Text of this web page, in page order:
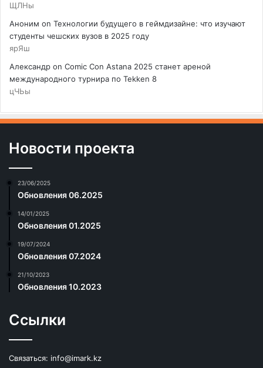
ЩЛНы
Аноним on Технологии будущего в геймдизайне: что изучают
студенты чешских вузов в 2025 году
ярЯш
Александр on Comic Con Astana 2025 станет ареной
международного турнира по Tekken 8
цЧЬы
Новости проекта
23/06/2025
Обновления 06.2025
14/01/2025
Обновления 01.2025
19/07/2024
Обновления 07.2024
21/10/2023
Обновления 10.2023
Ссылки
Связаться: info@imark.kz